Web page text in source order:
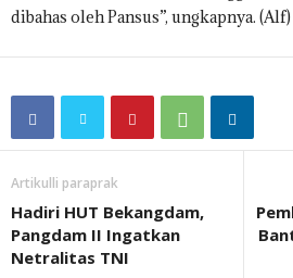
dibahas oleh Pansus”, ungkapnya. (Alf)
Artikulli paraprak
Hadiri HUT Bekangdam,
Pangdam II Ingatkan
Netralitas TNI